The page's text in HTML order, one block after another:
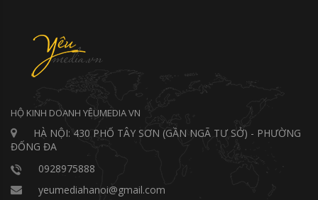
HỘ KINH DOANH YÊUMEDIA VN
HÀ NỘI: 430 PHỐ TÂY SƠN (GẦN NGÃ TƯ SỞ) - PHƯỜNG
ĐỐNG ĐA
0928975888
yeumediahanoi@gmail.com